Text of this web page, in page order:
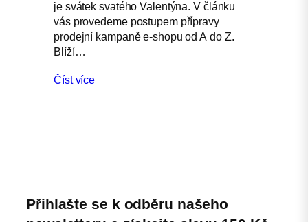
je svátek svatého Valentýna. V článku
vás provedeme postupem přípravy
prodejní kampaně e-shopu od A do Z.
Blíží…
Číst více
Přihlašte se k odběru našeho